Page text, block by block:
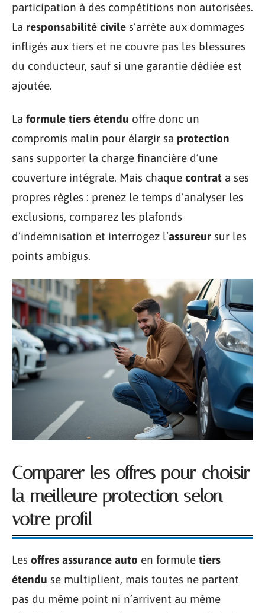
participation à des compétitions non autorisées.
La responsabilité civile s’arrête aux dommages
infligés aux tiers et ne couvre pas les blessures
du conducteur, sauf si une garantie dédiée est
ajoutée.
La formule tiers étendu offre donc un
compromis malin pour élargir sa protection
sans supporter la charge financière d’une
couverture intégrale. Mais chaque contrat a ses
propres règles : prenez le temps d’analyser les
exclusions, comparez les plafonds
d’indemnisation et interrogez l’assureur sur les
points ambigus.
Comparer les offres pour choisir
la meilleure protection selon
votre profil
Les offres assurance auto en formule tiers
étendu se multiplient, mais toutes ne partent
pas du même point ni n’arrivent au même